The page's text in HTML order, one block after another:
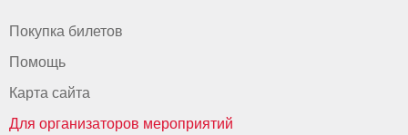
Покупка билетов
Помощь
Карта сайта
Для организаторов мероприятий